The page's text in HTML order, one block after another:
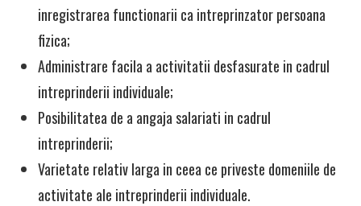
inregistrarea functionarii ca intreprinzator persoana
fizica;
Administrare facila a activitatii desfasurate in cadrul
intreprinderii individuale;
Posibilitatea de a angaja salariati in cadrul
intreprinderii;
Varietate relativ larga in ceea ce priveste domeniile de
activitate ale intreprinderii individuale.